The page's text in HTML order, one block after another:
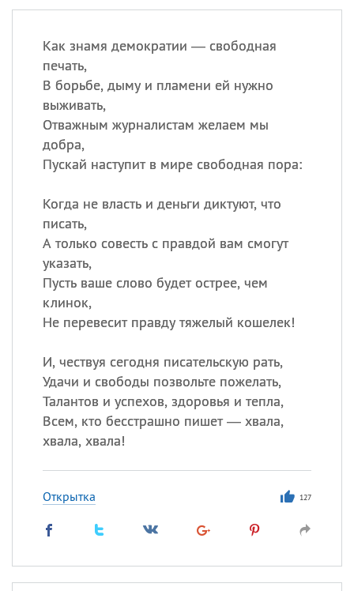
Как знамя демократии — свободная
печать,
В борьбе, дыму и пламени ей нужно
выживать,
Отважным журналистам желаем мы
добра,
Пускай наступит в мире свободная пора:
Когда не власть и деньги диктуют, что
писать,
А только совесть с правдой вам смогут
указать,
Пусть ваше слово будет острее, чем
клинок,
Не перевесит правду тяжелый кошелек!
И, чествуя сегодня писательскую рать,
Удачи и свободы позвольте пожелать,
Талантов и успехов, здоровья и тепла,
Всем, кто бесстрашно пишет — хвала,
хвала, хвала!
Открытка 127